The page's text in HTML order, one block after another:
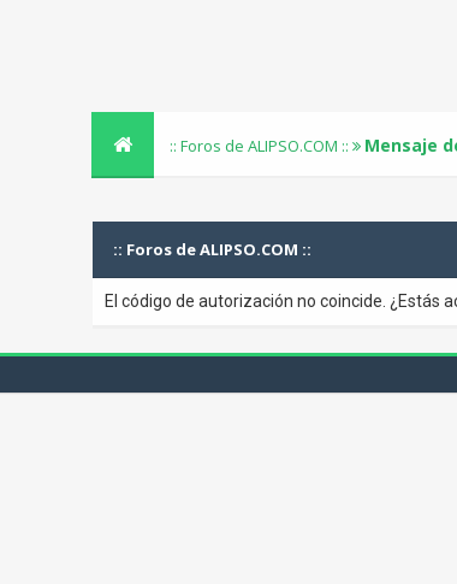
:: Foros de ALIPSO.COM :: Mensaje
:: Foros de ALIPSO.COM ::
El código de autorización no coincide. ¿Estás